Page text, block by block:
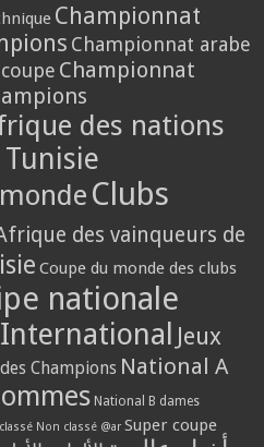
Championnat
Championnat arabe
Championnat
des nations
Clubs
des vainqueurs de
Coupe du monde des clubs
nationale
International Jeux
Champions National A
National B dames
Non classé @ar Super coupe